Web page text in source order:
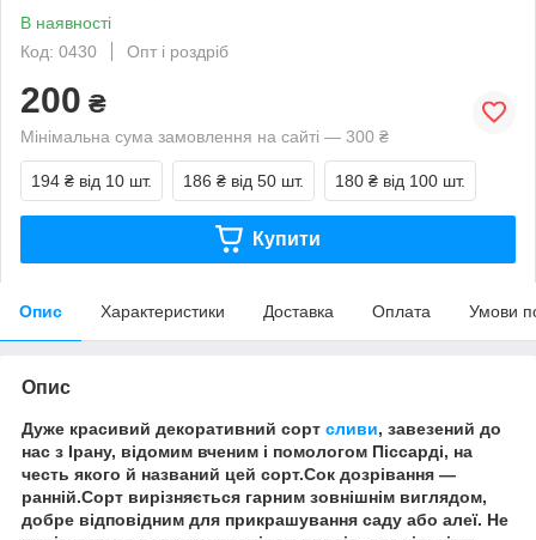
В наявності
Код: 0430
Опт і роздріб
200 ₴
Мінімальна сума замовлення на сайті — 300 ₴
194 ₴ від 10 шт. 186 ₴ від 50 шт. 180 ₴ від 100 шт.
Купити
Опис Характеристики Доставка Оплата Умови
Опис
Дуже красивий декоративний сорт сливи, завезений до
нас з Ірану, відомим вченим і помологом Піссарді, на
честь якого й названий цей сорт.Сок дозрівання —
ранній.Сорт вирізняється гарним зовнішнім виглядом,
добре відповідним для прикрашування саду або алеї. Не